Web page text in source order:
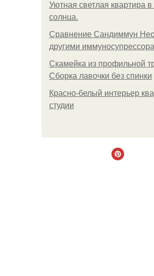
Уютная светлая квартира в
солнца.
Сравнение Сандиммун
другими
Скамейка из профильной
Сборка лавочки без спинки
Красно-белый интерьер
студии